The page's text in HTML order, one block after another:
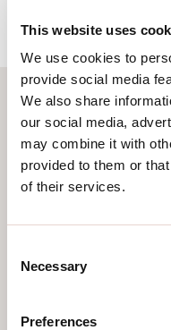
This website uses
We use cookies to
provide social media
We also share
our social media,
may combine it with
provided to them or
of their services.
Selection
Necessary
Preferences
Selecteer